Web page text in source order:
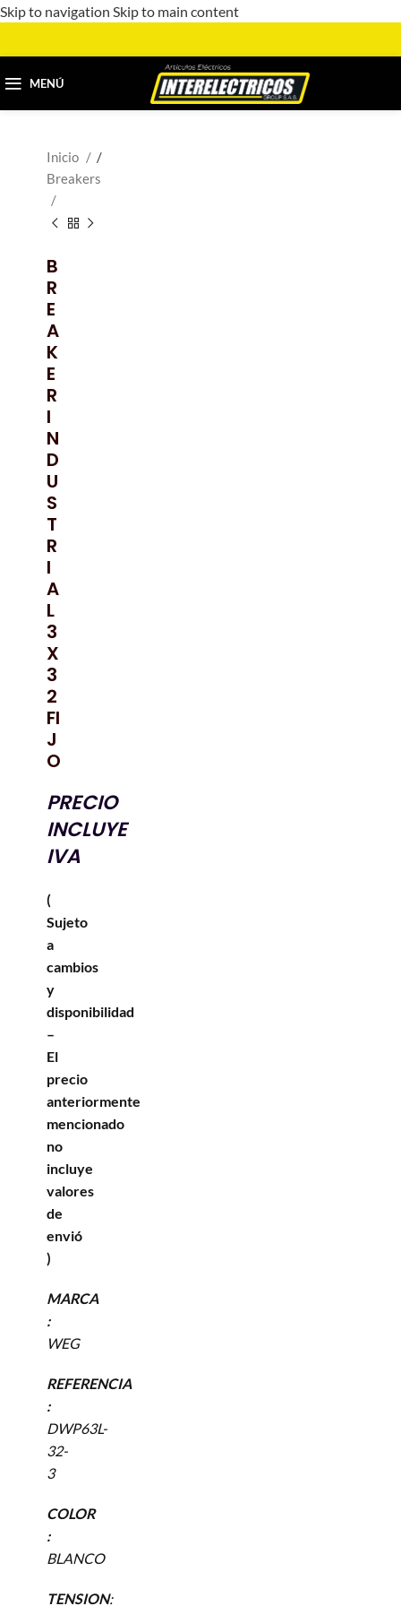
Skip to navigation Skip to main content
MENÚ
Inicio
/
Breakers
B
R
E
A
K
E
R
I
N
D
U
S
T
R
I
A
L
3
X
3
2
FI
J
O
PRECIO
INCLUYE
IVA
(
Sujeto
a
cambios
y
disponibilidad
–
El
precio
anteriormente
mencionado
no
incluye
valores
de
envió
)
MARCA
:
WEG
REFERENCIA
:
DWP63L-
32-
3
COLOR
:
BLANCO
TENSION: